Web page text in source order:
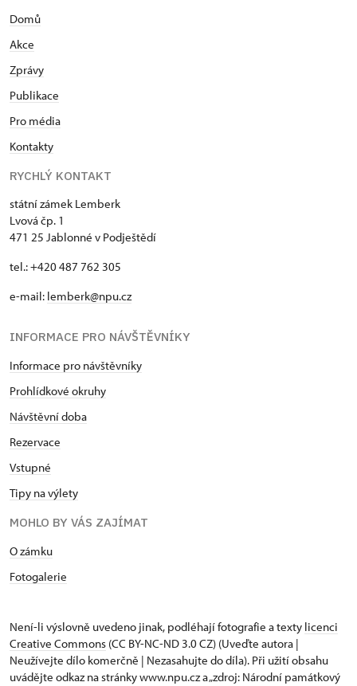
Domů
Akce
Zprávy
Publikace
Pro média
Kontakty
RYCHLÝ KONTAKT
státní zámek Lemberk
Lvová čp. 1
471 25 Jablonné v Podještědí
tel.: +420 487 762 305
e-mail: lemberk@npu.cz
INFORMACE PRO NÁVŠTĚVNÍKY
Informace pro návštěvníky
Prohlídkové okruhy
Návštěvní doba
Rezervace
Vstupné
Tipy na výlety
MOHLO BY VÁS ZAJÍMAT
O zámku
Fotogalerie
Není-li výslovně uvedeno jinak, podléhají fotografie a texty licenci
Creative Commons (CC BY-NC-ND 3.0 CZ) (Uveďte autora |
Neužívejte dílo komerčně | Nezasahujte do díla). Při užití obsahu
uvádějte odkaz na stránky www.npu.cz a „zdroj: Národní památkový